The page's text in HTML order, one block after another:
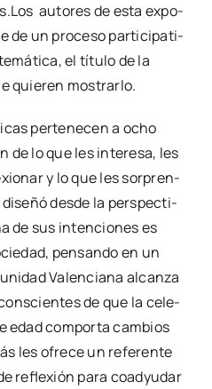
auto­res de esta expo­
de un pro­ce­so par­ti­ci­pa­ti­
el títu­lo de la
quie­ren mos­trar­lo.
per­te­ne­cen a ocho
de lo que les intere­sa, les
y lo que les sor­pren­
des­de la pers­pec­ti­
de sus inten­cio­nes es
pen­san­do en un
Valen­cia­na alcan­za
de que la cele­
edad com­por­ta cam­bios
les ofre­ce un refe­ren­te
refle­xión para coad­yu­dar